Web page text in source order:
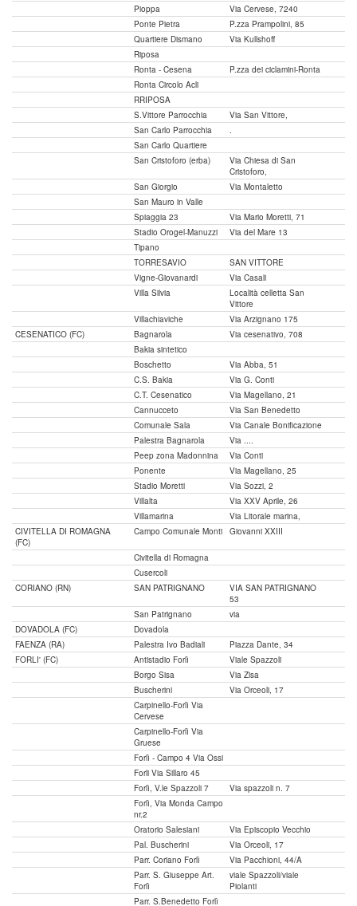
Pioppa
Via Cervese, 7240
Ponte Pietra
P.zza Prampolini, 85
Quartiere Dismano
Via Kullshoff
Riposa
Ronta - Cesena
P.zza dei ciclamini-Ronta
Ronta Circolo Acli
RRIPOSA
S.Vittore Parrocchia
Via San Vittore,
San Carlo Parrocchia
.
San Carlo Quartiere
San Cristoforo (erba)
Via Chiesa di San
Cristoforo,
San Giorgio
Via Montaletto
San Mauro in Valle
Spiaggia 23
Via Mario Moretti, 71
Stadio Orogel-Manuzzi
Via del Mare 13
Tipano
TORRESAVIO
SAN VITTORE
Vigne-Giovanardi
Via Casali
Villa Silvia
Località celletta San
Vittore
Villachiaviche
Via Arzignano 175
CESENATICO (FC)
Bagnarola
Via cesenativo, 708
Bakia sintetico
Boschetto
Via Abba, 51
C.S. Bakia
Via G. Conti
C.T. Cesenatico
Via Magellano, 21
Cannucceto
Via San Benedetto
Comunale Sala
Via Canale Bonificazione
Palestra Bagnarola
Via ....
Peep zona Madonnina
Via Conti
Ponente
Via Magellano, 25
Stadio Moretti
Via Sozzi, 2
Villalta
Via XXV Aprile, 26
Villamarina
Via Litorale marina,
CIVITELLA DI ROMAGNA
(FC)
Campo Comunale Monti Giovanni XXIII
Civitella di Romagna
Cusercoli
CORIANO (RN)
SAN PATRIGNANO
VIA SAN PATRIGNANO
53
San Patrignano
via
DOVADOLA (FC)
Dovadola
FAENZA (RA)
Palestra Ivo Badiali
Piazza Dante, 34
FORLI' (FC)
Antistadio Forlì
Viale Spazzoli
Borgo Sisa
Via Zisa
Buscherini
Via Orceoli, 17
Carpinello-Forlì Via
Cervese
Carpinello-Forlì Via
Gruese
Forlì - Campo 4 Via Ossi
Forli Via Sillaro 45
Forlì, V.le Spazzoli 7
Via spazzoli n. 7
Forlì, Via Monda Campo
nr.2
Oratorio Salesiani
Via Episcopio Vecchio
Pal. Buscherini
Via Orceoli, 17
Parr. Coriano Forlì
Via Pacchioni, 44/A
Parr. S. Giuseppe Art.
Forlì
viale Spazzoli/viale
Piolanti
Parr. S.Benedetto Forlì